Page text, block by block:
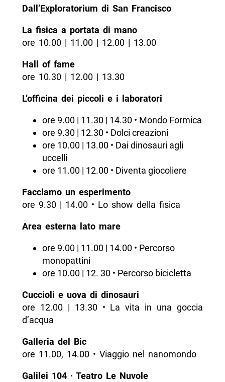
Dall’Exploratorium di San Francisco
La fisica a portata di mano
ore 10.00 | 11.00 | 12.00 | 13.00
Hall of fame
ore 10.30 | 12.00 | 13.30
L’officina dei piccoli e i laboratori
ore 9.00 | 11.30 | 14.30 • Mondo Formica
ore 9.30 | 12.30 • Dolci creazioni
ore 10.00 | 13.00 • Dai dinosauri agli
uccelli
ore 11.00 | 12.00 • Diventa giocoliere
Facciamo un esperimento
ore 9.30 | 14.00 • Lo show della fisica
Area esterna lato mare
ore 9.00 | 11.00 | 14.00 • Percorso
monopattini
ore 10.00 | 12. 30 • Percorso bicicletta
Cuccioli e uova di dinosauri
ore 12.00 | 13.30 • La vita in una goccia
d’acqua
Galleria del Bic
ore 11.00, 14.00 • Viaggio nel nanomondo
Galilei 104 ∙ Teatro Le Nuvole